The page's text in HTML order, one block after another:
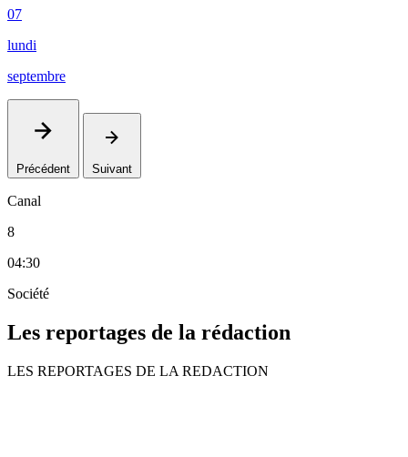
07
lundi
septembre
Précédent Suivant
Canal
8
04:30
Société
Les reportages de la rédaction
LES REPORTAGES DE LA REDACTION